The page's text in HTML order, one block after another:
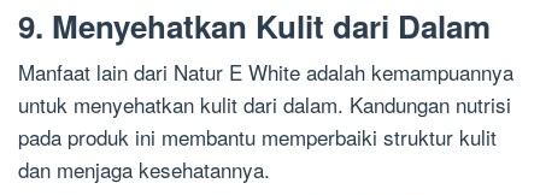
9. Menyehatkan Kulit dari Dalam
Manfaat lain dari Natur E White adalah kemampuannya
untuk menyehatkan kulit dari dalam. Kandungan nutrisi
pada produk ini membantu memperbaiki struktur kulit
dan menjaga kesehatannya.